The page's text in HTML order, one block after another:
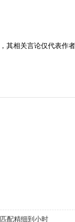
其相关言论仅代表
配精细到小时